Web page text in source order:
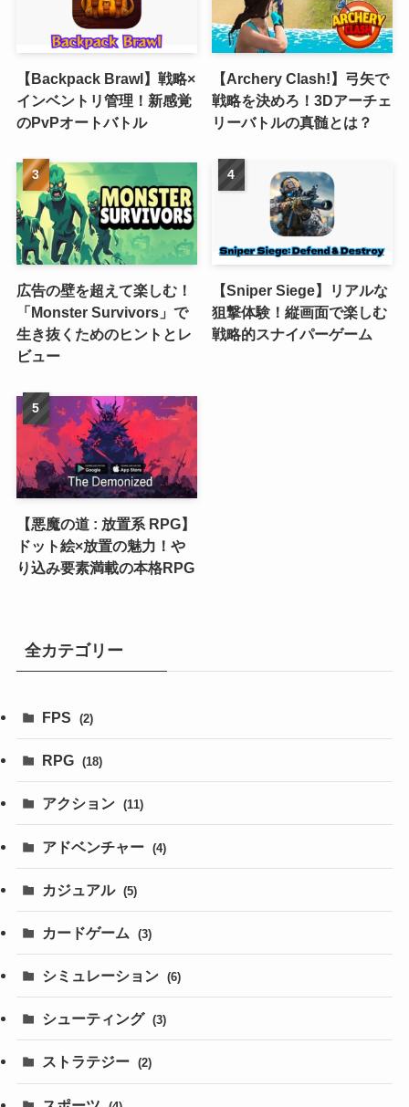
【Backpack Brawl】戦略×
インベントリ管理！新感覚
のPvPオートバトル
【Archery Clash!】弓矢で
戦略を決めろ！3Dアーチェ
リーバトルの真髄とは？
広告の壁を超えて楽しむ！
「Monster Survivors」で
生き抜くためのヒントとレ
ビュー
【Sniper Siege】リアルな
狙撃体験！縦画面で楽しむ
戦略的スナイパーゲーム
【悪魔の道 : 放置系 RPG】
ドット絵×放置の魅力！や
り込み要素満載の本格RPG
全カテゴリー
FPS (2)
RPG (18)
アクション (11)
アドベンチャー (4)
カジュアル (5)
カードゲーム (3)
シミュレーション (6)
シューティング (3)
ストラテジー (2)